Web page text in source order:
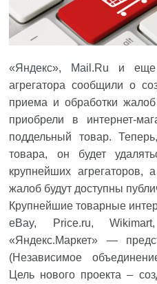
«Яндекс», Mail.Ru и еще
агрегатора сообщили о
приема и обработки
приобрели в интернет-
поддельный товар.
товара, он будет
крупнейших агрегаторов,
жалоб будут доступны
Крупнейшие товарные
eBay, Price.ru,
«Яндекс.Маркет» —
(Независимое
Цель нового проекта –